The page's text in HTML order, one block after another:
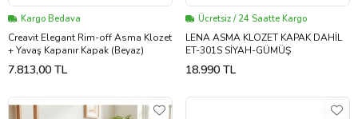
Kargo Bedava
Creavit Elegant Rim-off Asma Klozet
+ Yavaş Kapanır Kapak (Beyaz)
7.813,00 TL
Ücretsiz / 24 Saatte Kargo
LENA ASMA KLOZET KAPAK DAHİL
ET-301S SİYAH-GÜMÜŞ
18.990 TL